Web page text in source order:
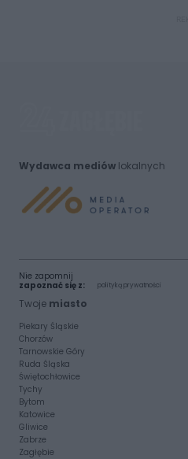
Wydawca mediówlokalnych
Nie zapomnij
zapoznać się z:
polityką prywatności
Twoje miasto
Piekary Śląskie
Chorzów
Tarnowskie Góry
Ruda Śląska
Świętochłowice
Tychy
Bytom
Katowice
Gliwice
Zabrze
Zagłębie